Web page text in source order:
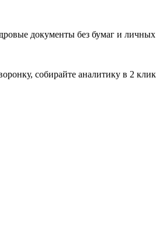
документы без бумаг и личных
собирайте аналитику в 2